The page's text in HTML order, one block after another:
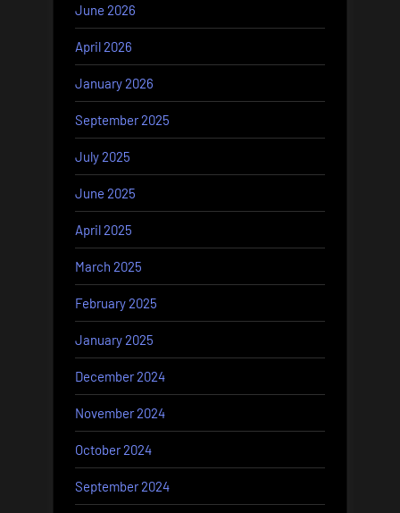
June 2026
April 2026
January 2026
September 2025
July 2025
June 2025
April 2025
March 2025
February 2025
January 2025
December 2024
November 2024
October 2024
September 2024